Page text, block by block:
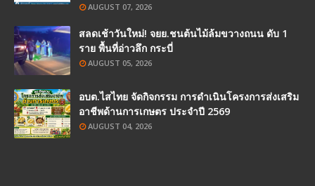
AUGUST 07, 2026
สลดเช้าวันใหม่! จยย.ชนต้นไม้ล้มขวางถนน ดับ 1
ราย พื้นที่อ่าวลึก กระบี่
AUGUST 05, 2026
อบต.ไสไทย จัดกิจกรรม การดำเนินโครงการส่งเสริม
อาชีพด้านการเกษตร ประจำปี 2569
AUGUST 04, 2026